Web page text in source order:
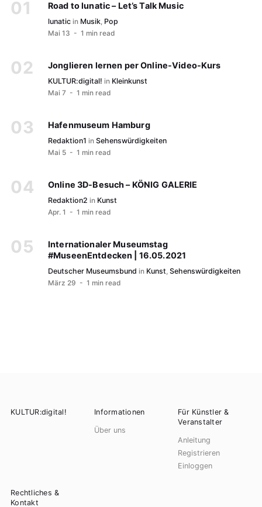
Road to lunatic – Let’s Talk Music
lunatic in Musik, Pop
Mai 13 - 1 min read
Jonglieren lernen per Online-Video-Kurs
KULTUR:digital! in Kleinkunst
Mai 7 - 1 min read
Hafenmuseum Hamburg
Redaktion1 in Sehenswürdigkeiten
Mai 5 - 1 min read
Online 3D-Besuch – KÖNIG GALERIE
Redaktion2 in Kunst
Apr. 1 - 1 min read
Internationaler Museumstag
#MuseenEntdecken | 16.05.2021
Deutscher Museumsbund in Kunst, Sehenswürdigkeiten
März 29 - 1 min read
KULTUR:digital! Informationen
Über uns
Für Künstler &
Veranstalter
Anleitung
Registrieren
Einloggen
Rechtliches &
Kontakt